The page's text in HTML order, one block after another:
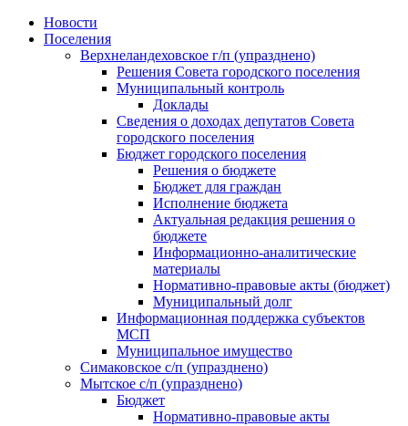
Skip
Новости
Поселения
Верхнеландеховское г/п (упразднено)
Решения Совета городского поселения
Муниципальный контроль
Доклады
Сведения о доходах депутатов Совета
городского поселения
Бюджет городского поселения
Решения о бюджете
Бюджет для граждан
Исполнение бюджета
Актуальная редакция решения о
бюджете
Информационно-аналитические
материалы
Нормативно-правовые акты (бюджет)
Муниципальный долг
Информационная поддержка субъектов
МСП
Муниципальное имущество
Симаковское с/п (упразднено)
Мытское с/п (упразднено)
Бюджет
Нормативно-правовые акты